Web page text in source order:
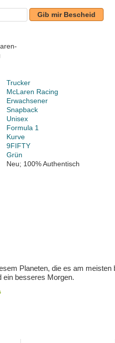
Gib mir Bescheid
Trucker
McLaren Racing
Erwachsener
Snapback
Unisex
Formula 1
Kurve
9FIFTY
Grün
Neu; 100% Authentisch
Planeten, die es am
ein besseres Morgen.